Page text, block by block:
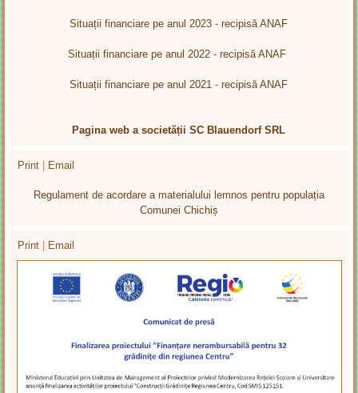
Situații financiare pe anul 2023-recipisă ANAF
Situații financiare pe anul 2022-recipisă ANAF
Situații financiare pe anul 2021-recipisă ANAF
Pagina web a societății SC Blauendorf SRL
Print | Email
Regulament de acordare a materialului lemnos pentru populația
Comunei Chichiș
Print | Email